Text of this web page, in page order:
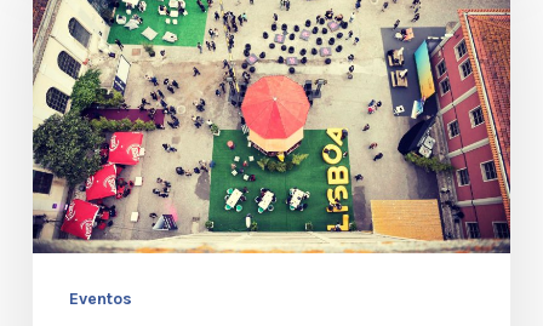
Summit
2018
con
beamian
Eventos